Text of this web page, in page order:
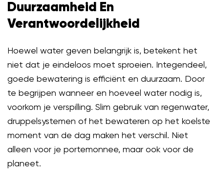
Duurzaamheid En
Verantwoordelijkheid
Hoewel water geven belangrijk is, betekent het
niet dat je eindeloos moet sproeien. Integendeel,
goede bewatering is efficiënt en duurzaam. Door
te begrijpen wanneer en hoeveel water nodig is,
voorkom je verspilling. Slim gebruik van regenwater,
druppelsystemen of het bewateren op het koelste
moment van de dag maken het verschil. Niet
alleen voor je portemonnee, maar ook voor de
planeet.